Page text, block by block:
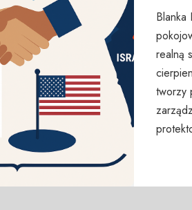
Blanka
realną
tworzy